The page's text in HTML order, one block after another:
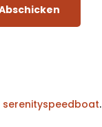
serenityspeedboat